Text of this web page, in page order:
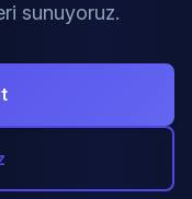
sunuyoruz.